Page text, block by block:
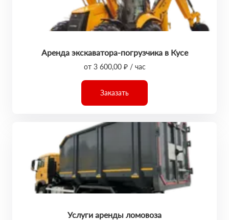
Аренда экскаватора-погрузчика в Кусе
от 3 600,00 ₽ / час
Заказать
Услуги аренды ломовоза